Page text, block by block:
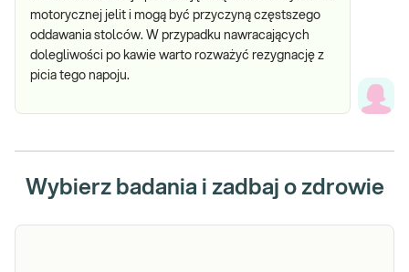
motorycznej jelit i mogą być przyczyną częstszego
oddawania stolców. W przypadku nawracających
dolegliwości po kawie warto rozważyć rezygnację z
picia tego napoju.
Wybierz badania i zadbaj o zdrowie